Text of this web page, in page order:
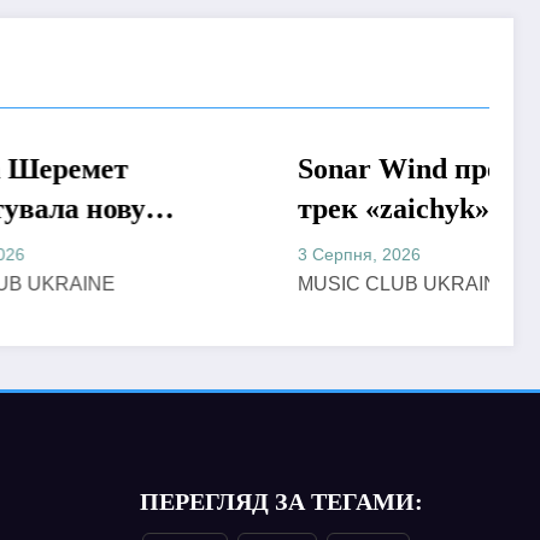
Sonar Wind презентував
трек «zaichyk» –
емоційну історію про
депресію, втому та
MUSIC CLUB UKRAINE
ПЕРЕГЛЯД ЗА ТЕГАМИ: